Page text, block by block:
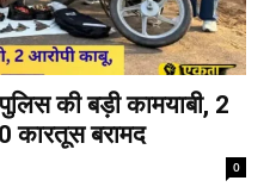
की बड़ी कामयाबी, 2
कारतूस बरामद
0